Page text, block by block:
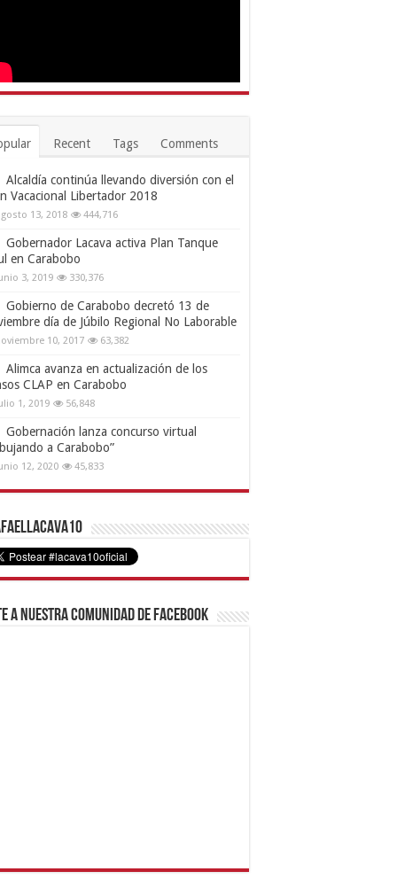
Recent Tags Comments
Alcaldía continúa llevando diversión con el
Vacacional Libertador 2018
13, 2018 444,716
Gobernador Lacava activa Plan Tanque
en Carabobo
3, 2019 330,376
Gobierno de Carabobo decretó 13 de
día de Júbilo Regional No Laborable
10, 2017 63,382
Alimca avanza en actualización de los
CLAP en Carabobo
1, 2019 56,848
Gobernación lanza concurso virtual
a Carabobo”
12, 2020 45,833
a nuestra comunidad de Facebook